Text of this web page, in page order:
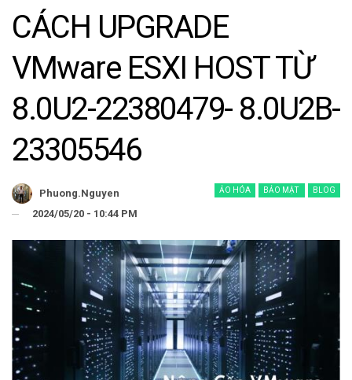
CÁCH UPGRADE
VMware ESXI HOST TỪ
8.0U2-22380479- 8.0U2B-
23305546
ẢO HÓA BẢO MẬT BLOG
Phuong.nguyen
2024/05/20 - 10:44 PM